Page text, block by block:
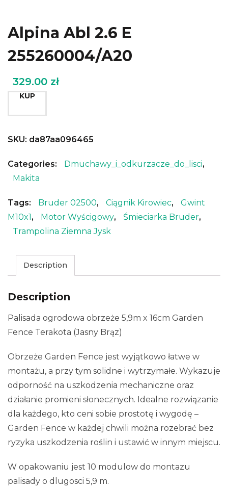
Alpina Abl 2.6 E
255260004/A20
329.00 zł
KUP
SKU: da87aa096465
Categories: Dmuchawy_i_odkurzacze_do_lisci,
Makita
Tags: Bruder 02500, Ciągnik Kirowiec,
Gwint
M10x1, Motor Wyścigowy, Śmieciarka Bruder,
Trampolina Ziemna Jysk
Description
Description
Palisada ogrodowa obrzeże 5,9m x 16cm Garden
Fence Terakota (Jasny Brąz)
Obrzeże Garden Fence jest wyjątkowo łatwe w
montażu, a przy tym solidne i wytrzymałe. Wykazuje
odporność na uszkodzenia mechaniczne oraz
działanie promieni słonecznych. Idealne rozwiązanie
dla każdego, kto ceni sobie prostotę i wygodę –
Garden Fence w każdej chwili można rozebrać bez
ryzyka uszkodzenia roślin i ustawić w innym miejscu.
W opakowaniu jest 10 modulow do montazu
palisady o dlugosci 5,9 m.